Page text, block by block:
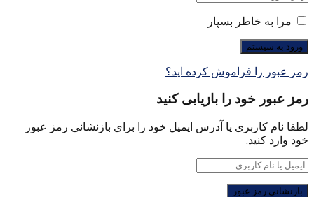
مرا به خاطر بسپار
رمز عبور را فراموش کرده اید؟
رمز عبور خود را بازیابی کنید
لطفا نام کاربری یا آدرس ایمیل خود را برای بازنشانی رمز عبور
خود وارد کنید.